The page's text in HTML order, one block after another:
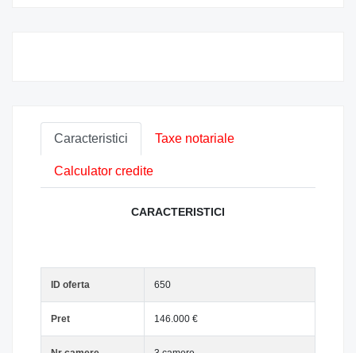
Caracteristici Taxe notariale
Calculator credite
CARACTERISTICI
ID oferta 650
Pret 146.000 €